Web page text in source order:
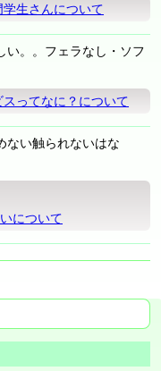
生さんについて
い。。フェラなし・ソフ
スってなに？について
ない触られないはな
について